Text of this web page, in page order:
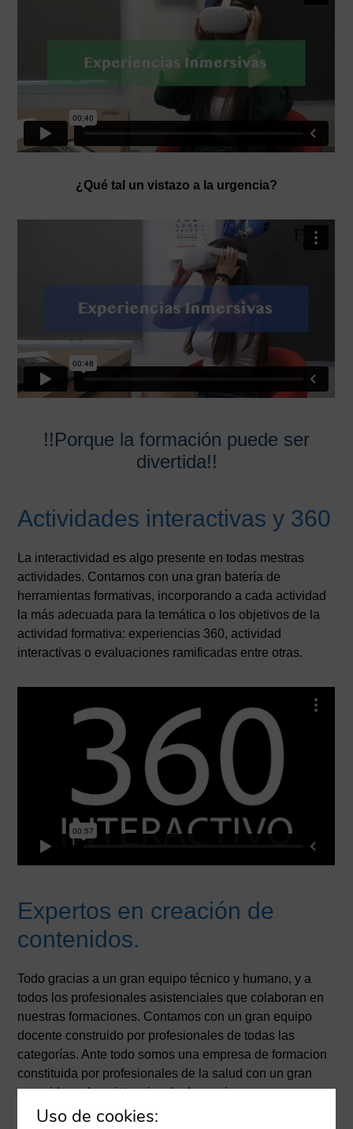
¿Qué tal un vistazo a la urgencia?
!!Porque la formación puede ser
divertida!!
Actividades interactivas y 360
La interactividad es algo presente en todas mestras
actividades. Contamos con una gran batería de
herramientas formativas, incorporando a cada actividad
la más adecuada para la temática o los objetivos de la
actividad formativa: experiencias 360, actividad
interactivas o evaluaciones ramificadas entre otras.
Expertos en creación de
contenidos.
Todo gracias a un gran equipo técnico y humano, y a
todos los profesionales asistenciales que colaboran en
nuestras formaciones. Contamos con un gran equipo
docente construido por profesionales de todas las
categorías. Ante todo somos una empresa de formacion
constituida por profesionales de la salud con un gran
recorrido en la asistencia y la docencia.
Uso de cookies: